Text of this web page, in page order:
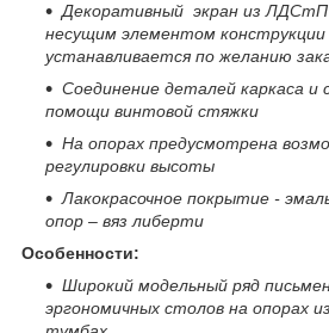
Декоративный экран из ЛДСтП
несущим элементом конструкции
устанавливается по желанию
Соединение деталей каркаса
помощи винтовой стяжки
На опорах предусмотрена
регулировки высоты
Лакокрасочное покрытие -
опор – вяз либерти
Особенности:
Широкий модельный ряд
эргономичных столов на опорах